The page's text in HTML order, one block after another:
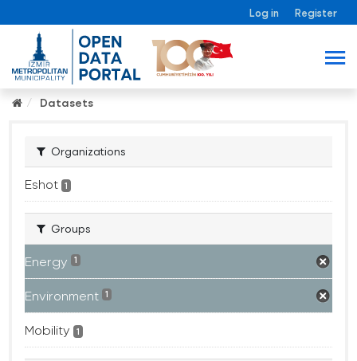
Log in Register
Datasets
Organizations
Eshot 1
Groups
Energy 1
Environment 1
Mobility 1